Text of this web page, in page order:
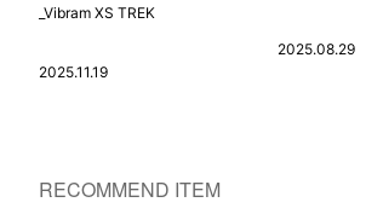
_Vibram XS TREK
2025.11.19
2025.08.29
RECOMMEND ITEM